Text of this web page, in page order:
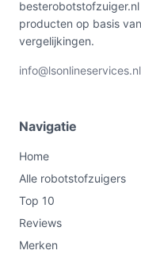
producten op basis
vergelijkingen.
info@lsonlineservices.nl
Navigatie
Home
Alle robotstofzuigers
Top 10
Reviews
Merken